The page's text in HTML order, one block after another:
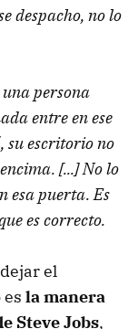
despacho, no lo
persona
entre en ese
su escritorio no
[...] No lo
esa puerta. Es
es correcto.
el
la manera
Steve Jobs,